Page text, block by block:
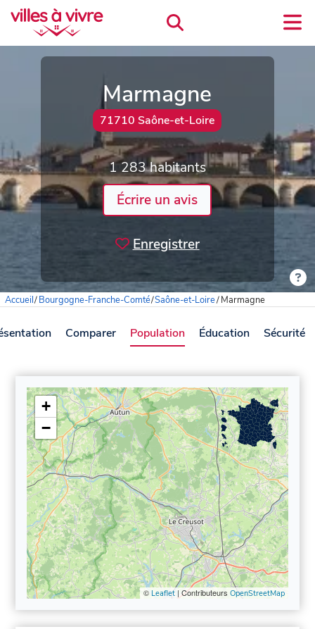
Marmagne
71710 Saône-et-Loire
1 283 habitants
Écrire un avis
Enregistrer
Accueil/Bourgogne-Franche-Comté/Saône-et-Loire/Marmagne
Comparer Population Éducation Sécurité
+
−
© Leaflet| Contributeurs OpenStreetMap